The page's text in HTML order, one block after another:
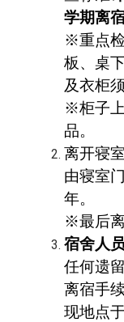
学期离
※重点
板、桌
及衣柜
※柜子
品。
离开寝
由寝室
年。
※最后离
宿舍人
任何遗
离宿手
现地点